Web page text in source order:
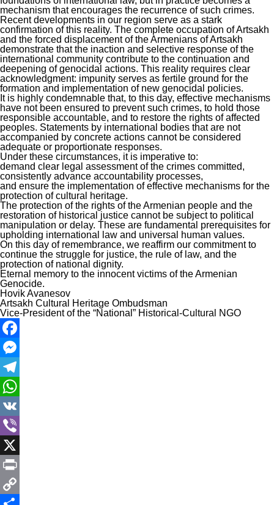
mechanism that encourages the recurrence of such crimes.
Recent developments in our region serve as a stark
confirmation of this reality. The complete occupation of Artsakh
and the forced displacement of the Armenians of Artsakh
demonstrate that the inaction and selective response of the
international community contribute to the continuation and
deepening of genocidal actions. This reality requires clear
acknowledgment: impunity serves as fertile ground for the
formation and implementation of new genocidal policies.
It is highly condemnable that, to this day, effective mechanisms
have not been ensured to prevent such crimes, to hold those
responsible accountable, and to restore the rights of affected
peoples. Statements by international bodies that are not
accompanied by concrete actions cannot be considered
adequate or proportionate responses.
Under these circumstances, it is imperative to:
demand clear legal assessment of the crimes committed,
consistently advance accountability processes,
and ensure the implementation of effective mechanisms for the
protection of cultural heritage.
The protection of the rights of the Armenian people and the
restoration of historical justice cannot be subject to political
manipulation or delay. These are fundamental prerequisites for
upholding international law and universal human values.
On this day of remembrance, we reaffirm our commitment to
continue the struggle for justice, the rule of law, and the
protection of national dignity.
Eternal memory to the innocent victims of the Armenian
Genocide.
Hovik Avanesov
Artsakh Cultural Heritage Ombudsman
Vice-President of the “National” Historical-Cultural NGO
Facebook
Messenger
Telegram
WhatsApp
VK
Viber
X
Print